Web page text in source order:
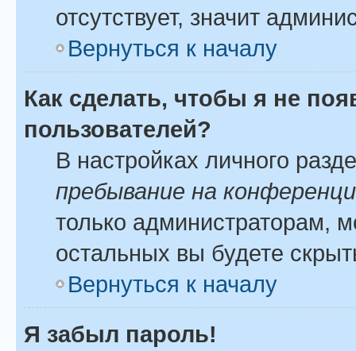
отсутствует, значит
Вернуться к началу
Как сделать, чтобы я не
пользователей?
В настройках личного
пребывание на
только администраторам,
остальных вы будете
Вернуться к началу
Я забыл пароль!